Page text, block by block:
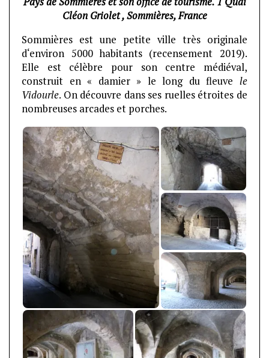
Cléon Griolet , Sommières, France
Sommières est une petite ville très originale
d‘environ 5000 habitants (recensement 2019).
Elle est célèbre pour son centre médiéval,
construit en « damier » le long du fleuve le
Vidourle. On découvre dans ses ruelles étroites de
nombreuses arcades et porches.